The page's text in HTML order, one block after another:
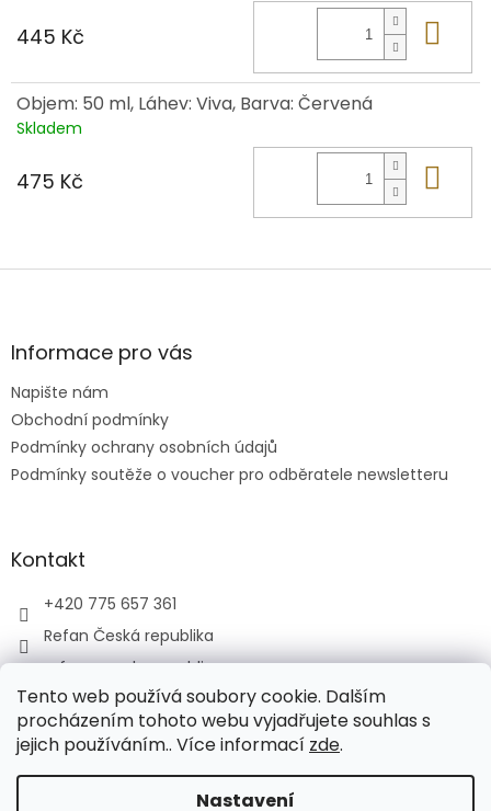
Tento web používá soubory cookie. Dalším
procházením tohoto webu vyjadřujete souhlas s
jejich používáním.. Více informací zde.
Nastavení
445 Kč
Objem: 50 ml, Láhev: Viva, Barva: Červená
Skladem
475 Kč
Z
aInformace pro vás
Napište nám
Obchodní podmínky
Podmínky ochrany osobních údajů
Podmínky soutěže o voucher pro odběratele newsletteru
Kontakt
+420 775 657 361
Refan Česká republika
refan_czech_republic